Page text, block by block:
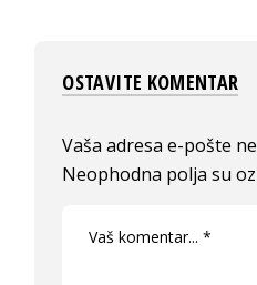
OSTAVITE KOMENTAR
Vaša adresa e-pošte
Neophodna polja su